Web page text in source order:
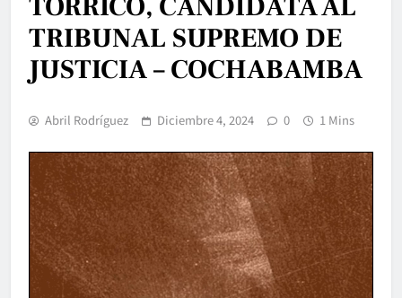
TRIBUNAL SUPREMO DE
JUSTICIA – COCHABAMBA
Abril Rodríguez Diciembre 4, 2024 0 1 Mins